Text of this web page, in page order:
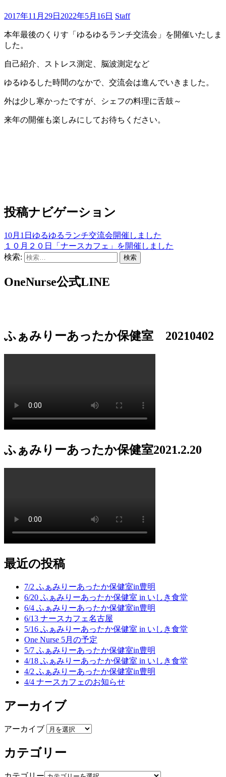
2017年11月29日 2022年5月16日 Staff
本年最後のくりす「ゆるゆるランチ交流会」を開催いたしま
した。
自己紹介、ストレス測定、脳波測定など
ゆるゆるした時間のなかで、交流会は進んでいきました。
外は少し寒かったですが、シェフの料理に舌鼓～
来年の開催も楽しみにしてお待ちください。
投稿ナビゲーション
10月1日ゆるゆるランチ交流会開催しました
１０月２０日「ナースカフェ」を開催しました
検索:
OneNurse公式LINE
ふぁみりーあったか保健室 20210402
ふぁみりーあったか保健室2021.2.20
最近の投稿
7/2 ふぁみりーあったか保健室in豊明
6/20 ふぁみりーあったか保健室 in いしき食堂
6/4 ふぁみりーあったか保健室in豊明
6/13 ナースカフェ名古屋
5/16 ふぁみりーあったか保健室 in いしき食堂
One Nurse 5月の予定
5/7 ふぁみりーあったか保健室in豊明
4/18 ふぁみりーあったか保健室 in いしき食堂
4/2 ふぁみりーあったか保健室in豊明
4/4 ナースカフェのお知らせ
アーカイブ
アーカイブ
カテゴリー